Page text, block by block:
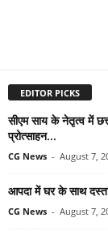
EDITOR PICKS
सीएम साय के नेतृत्व में
प्रोत्साहन...
CG News - August 7,
आपदा में घर के साथ
CG News - August 7,